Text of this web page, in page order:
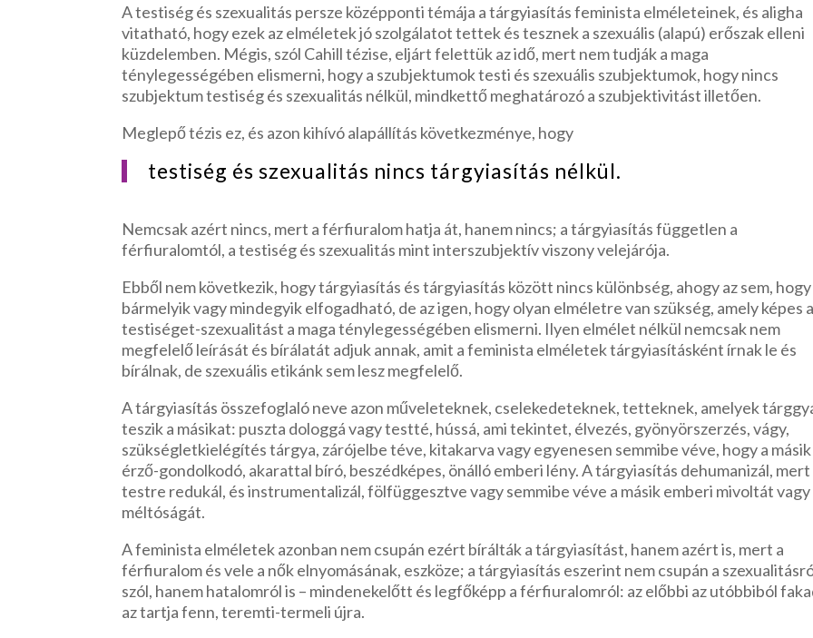
A testiség és szexualitás persze középponti témája a tárgyiasítás feminista elméleteinek, és aligha
vitatható, hogy ezek az elméletek jó szolgálatot tettek és tesznek a szexuális (alapú) erőszak elleni
küzdelemben. Mégis, szól Cahill tézise, eljárt felettük az idő, mert nem tudják a maga
ténylegességében elismerni, hogy a szubjektumok testi és szexuális szubjektumok, hogy nincs
szubjektum testiség és szexualitás nélkül, mindkettő meghatározó a szubjektivitást illetően.
Meglepő tézis ez, és azon kihívó alapállítás következménye, hogy
testiség és szexualitás nincs tárgyiasítás nélkül.
Nemcsak azért nincs, mert a férfiuralom hatja át, hanem nincs; a tárgyiasítás független a
férfiuralomtól, a testiség és szexualitás mint interszubjektív viszony velejárója.
Ebből nem következik, hogy tárgyiasítás és tárgyiasítás között nincs különbség, ahogy az sem, hogy
bármelyik vagy mindegyik elfogadható, de az igen, hogy olyan elméletre van szükség, amely képes a
testiséget-szexualitást a maga ténylegességében elismerni. Ilyen elmélet nélkül nemcsak nem
megfelelő leírását és bírálatát adjuk annak, amit a feminista elméletek tárgyiasításként írnak le és
bírálnak, de szexuális etikánk sem lesz megfelelő.
A tárgyiasítás összefoglaló neve azon műveleteknek, cselekedeteknek, tetteknek, amelyek
teszik a másikat: puszta dologgá vagy testté, hússá, ami tekintet, élvezés, gyönyörszerzés, vágy,
szükségletkielégítés tárgya, zárójelbe téve, kitakarva vagy egyenesen semmibe véve, hogy a másik
érző-gondolkodó, akarattal bíró, beszédképes, önálló emberi lény. A tárgyiasítás dehumanizál, mert
testre redukál, és instrumentalizál, fölfüggesztve vagy semmibe véve a másik emberi mivoltát vagy
méltóságát.
A feminista elméletek azonban nem csupán ezért bírálták a tárgyiasítást, hanem azért is, mert a
férfiuralom és vele a nők elnyomásának, eszköze; a tárgyiasítás eszerint nem csupán a
szól, hanem hatalomról is – mindenekelőtt és legfőképp a férfiuralomról: az előbbi az utóbbiból
az tartja fenn, teremti-termeli újra.